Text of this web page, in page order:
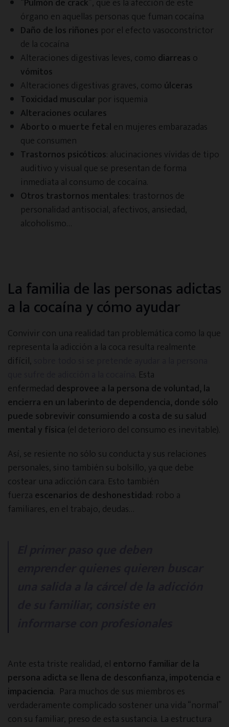
órgano en aquellas personas que fuman cocaína
Daño de los riñones por el efecto vasoconstrictor
de la cocaína
Alteraciones digestivas leves, como diarreas o
vómitos
Alteraciones digestivas graves, como úlceras
Toxicidad muscular por isquemia
Alteraciones oculares
Aborto o muerte fetal en mujeres embarazadas
que consumen
Trastornos psicóticos: alucinaciones vívidas de tipo
auditivo y visual que se presentan de forma
inmediata al consumo de cocaína.
Otros trastornos mentales: trastornos de
personalidad antisocial, afectivos, ansiedad,
alcoholismo…
La familia de las personas adictas
a la cocaína y cómo ayudar
Convivir con una realidad tan problemática como la que
representa la adicción a la coca resulta realmente
difícil,
. Esta
enfermedad desprovee a la persona de voluntad, la
encierra en un laberinto de dependencia, donde sólo
puede sobrevivir consumiendo a costa de su salud
mental y física (el deterioro del consumo es inevitable).
Así, se resiente no sólo su conducta y sus relaciones
personales, sino también su bolsillo, ya que debe
costear una adicción cara. Esto también
fuerza escenarios de deshonestidad: robo a
familiares, en el trabajo, deudas…
Ante esta triste realidad, el entorno familiar de la
persona adicta se llena de desconfianza, impotencia e
impaciencia. Para muchos de sus miembros es
verdaderamente complicado sostener una vida “normal”
con su familiar, preso de esta sustancia. La estructura